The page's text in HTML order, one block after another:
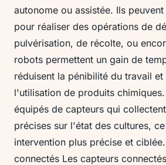
autonome ou assistée. Ils
pour réaliser des opérations de
pulvérisation, de récolte, ou
robots permettent un gain de
réduisent la pénibilité du travail et
l'utilisation de produits
équipés de capteurs qui
précises sur l'état des cultures,
intervention plus précise et
connectés Les capteurs